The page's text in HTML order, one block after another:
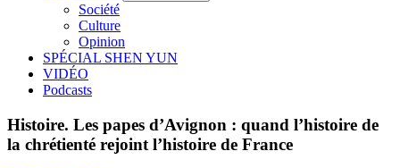
Société
Culture
Opinion
SPÉCIAL SHEN YUN
VIDÉO
Podcasts
Histoire. Les papes d’Avignon : quand l’histoire de
la chrétienté rejoint l’histoire de France